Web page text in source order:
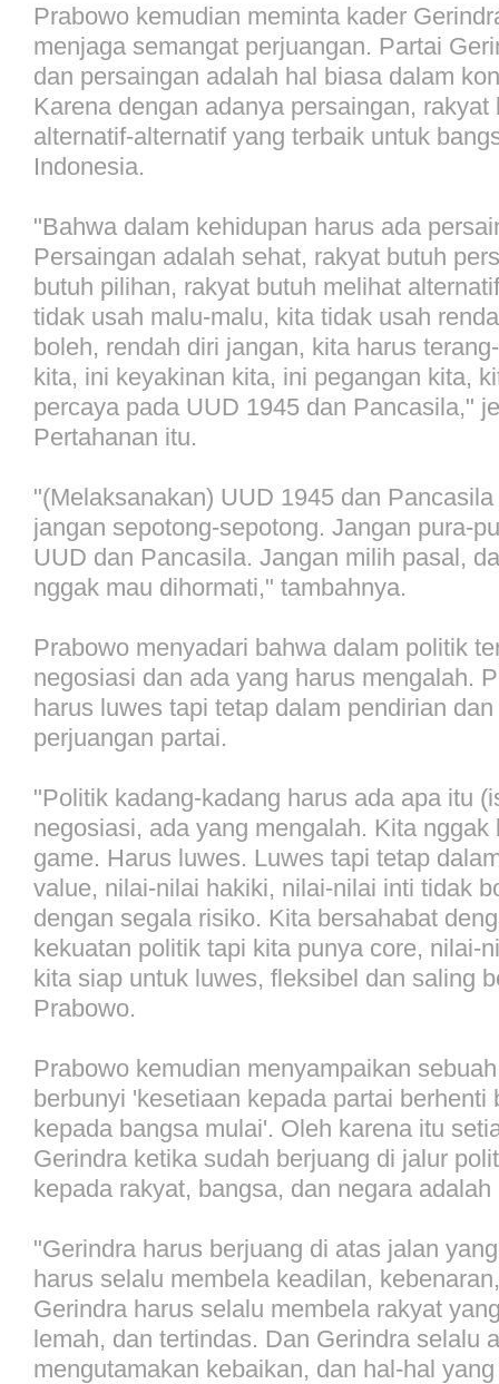
Prabowo kemudian meminta kader
menjaga semangat perjuangan. Partai
dan persaingan adalah hal biasa dalam
Karena dengan adanya persaingan, rakyat
alternatif-alternatif yang terbaik untuk
Indonesia.
"Bahwa dalam kehidupan harus ada
Persaingan adalah sehat, rakyat butuh
butuh pilihan, rakyat butuh melihat
tidak usah malu-malu, kita tidak usah
boleh, rendah diri jangan, kita harus
kita, ini keyakinan kita, ini pegangan kita,
percaya pada UUD 1945 dan Pancasila,"
Pertahanan itu.
"(Melaksanakan) UUD 1945 dan
jangan sepotong-sepotong. Jangan pura-
UUD dan Pancasila. Jangan milih pasal,
nggak mau dihormati," tambahnya.
Prabowo menyadari bahwa dalam politik
negosiasi dan ada yang harus mengalah.
harus luwes tapi tetap dalam pendirian
perjuangan partai.
"Politik kadang-kadang harus ada apa itu
negosiasi, ada yang mengalah. Kita nggak
game. Harus luwes. Luwes tapi tetap
value, nilai-nilai hakiki, nilai-nilai inti tidak
dengan segala risiko. Kita bersahabat
kekuatan politik tapi kita punya core, nilai-
kita siap untuk luwes, fleksibel dan saling
Prabowo.
Prabowo kemudian menyampaikan
berbunyi 'kesetiaan kepada partai berhenti
kepada bangsa mulai'. Oleh karena itu
Gerindra ketika sudah berjuang di jalur
kepada rakyat, bangsa, dan negara
"Gerindra harus berjuang di atas jalan
harus selalu membela keadilan,
Gerindra harus selalu membela rakyat
lemah, dan tertindas. Dan Gerindra selalu
mengutamakan kebaikan, dan hal-hal